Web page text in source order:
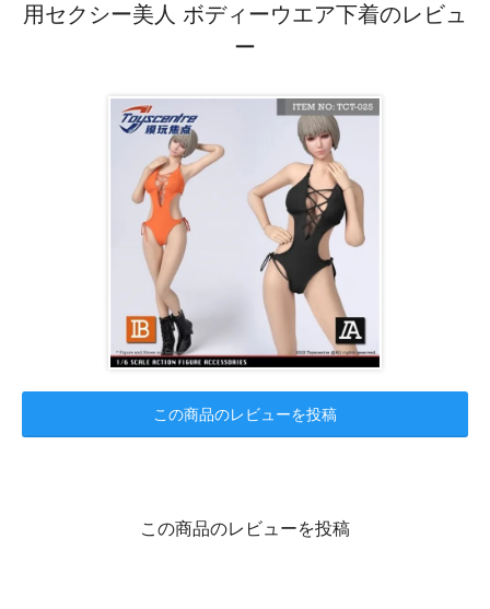
用セクシー美人 ボディーウエア下着のレビュ
ー
この商品のレビューを投稿
この商品のレビューを投稿